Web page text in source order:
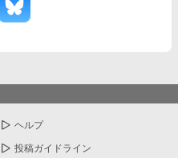
ヘルプ
投稿ガイドライン